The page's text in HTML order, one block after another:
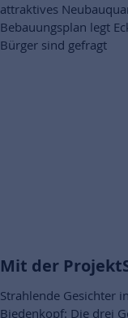
attraktives
Bebauungsplan legt
Bürger sind gefragt
Mit der
Strahlende Gesichter
Biedenkopf: Die drei